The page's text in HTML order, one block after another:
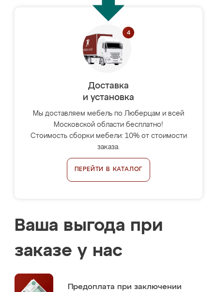
Доставка
и установка
Мы доставляем мебель по Люберцам и всей
Московской области бесплатно!
Стоимость сборки мебели: 10% от стоимости
заказа.
ПЕРЕЙТИ В КАТАЛОГ
Ваша выгода при
заказе у нас
Предоплата при заключении